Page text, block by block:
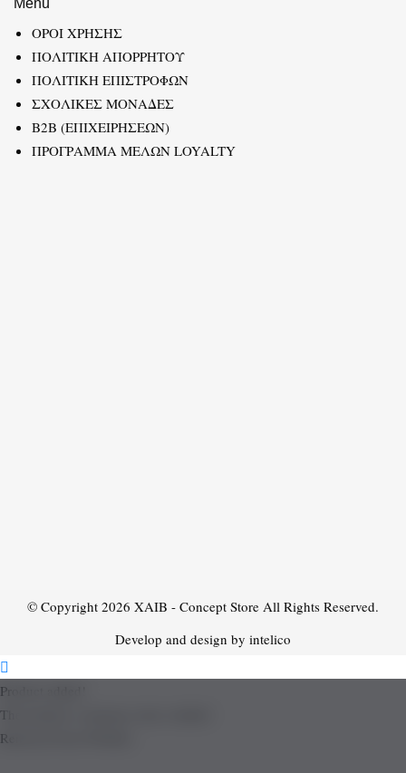
Menu
ΟΡΟΙ ΧΡΗΣΗΣ
ΠΟΛΙΤΙΚΗ ΑΠΟΡΡΗΤΟΥ
ΠΟΛΙΤΙΚΗ ΕΠΙΣΤΡΟΦΩΝ
ΣΧΟΛΙΚΕΣ ΜΟΝΑΔΕΣ
B2B (ΕΠΙΧΕΙΡΗΣΕΩΝ)
ΠΡΟΓΡΑΜΜΑ ΜΕΛΩΝ LOYALTY
© Copyright 2026 XAIB - Concept Store All Rights Reserved.
Develop and design by intelico
Product added!
The product is already in the wishlist!
Removed from Wishlist